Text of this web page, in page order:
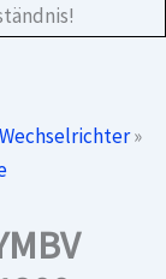
»